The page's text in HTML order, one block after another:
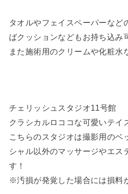
タオルやフェイスペーパーなど
ばクッションなどもお持ち込み
また施術用のクリームや化粧水
チェリッシュスタジオ11号館
クラシカルロココな可愛いテイ
こちらのスタジオは撮影用のベ
シャル以外のマッサージやエス
す！
※汚損が発覚した場合には損料